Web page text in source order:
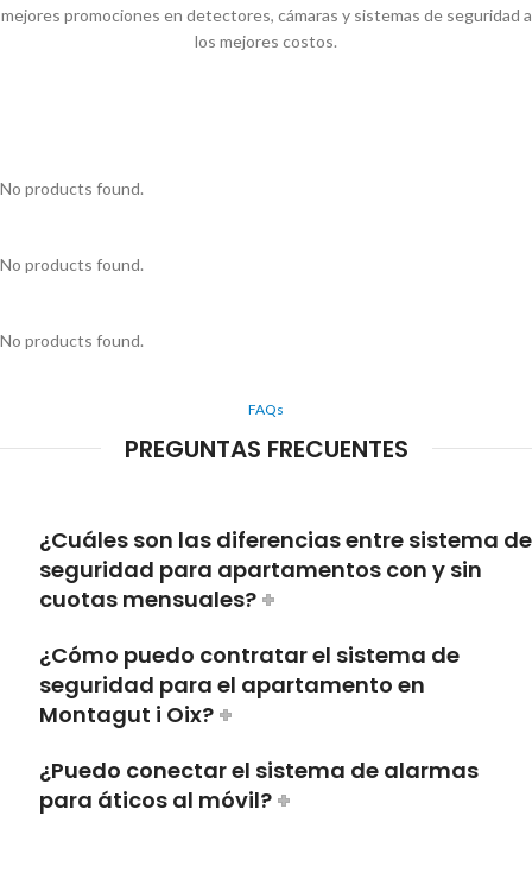
mejores promociones en detectores, cámaras y sistemas de seguridad a
los mejores costos.
No products found.
No products found.
No products found.
FAQs
PREGUNTAS FRECUENTES
¿Cuáles son las diferencias entre sistema de
seguridad para apartamentos con y sin
cuotas mensuales?
¿Cómo puedo contratar el sistema de
seguridad para el apartamento en
Montagut i Oix?
¿Puedo conectar el sistema de alarmas
para áticos al móvil?